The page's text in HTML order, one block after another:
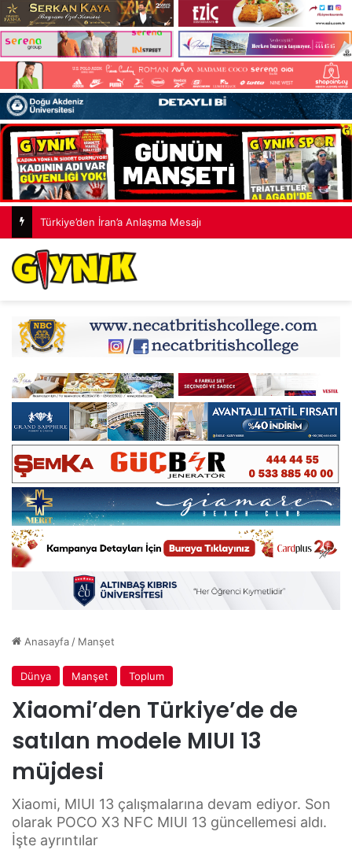
Türkiye’den İran’a Anlaşma Mesajı
Anasayfa/ Manşet
Dünya Manşet Toplum
Xiaomi’den Türkiye’de de
satılan modele MIUI 13
müjdesi
Xiaomi, MIUI 13 çalışmalarına devam ediyor. Son
olarak POCO X3 NFC MIUI 13 güncellemesi aldı.
İşte ayrıntılar